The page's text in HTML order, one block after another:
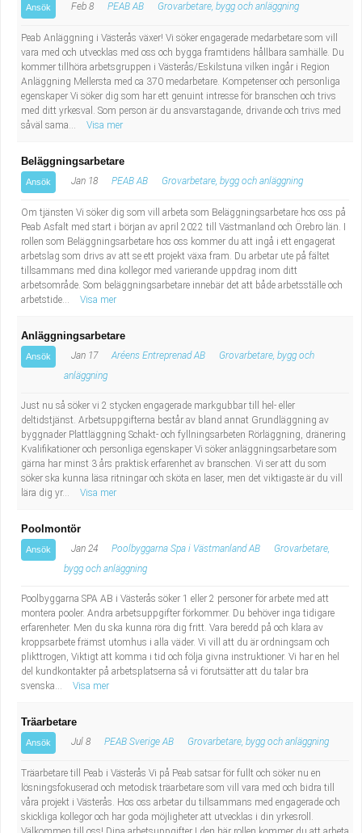
Ansök Feb 8 PEAB AB Grovarbetare, bygg och anläggning
Peab Anläggning i Västerås växer! Vi söker engagerade medarbetare som vill
vara med och utvecklas med oss och bygga framtidens hållbara samhälle. Du
kommer tillhöra arbetsgruppen i Västerås/Eskilstuna vilken ingår i Region
Anläggning Mellersta med ca 370 medarbetare. Kompetenser och personliga
egenskaper Vi söker dig som har ett genuint intresse för branschen och trivs
med ditt yrkesval. Som person är du ansvarstagande, drivande och trivs med
såväl sama...
Visa mer
Beläggningsarbetare
Ansök Jan 18 PEAB AB Grovarbetare, bygg och anläggning
Om tjänsten Vi söker dig som vill arbeta som Beläggningsarbetare hos oss på
Peab Asfalt med start i början av april 2022 till Västmanland och Örebro län. I
rollen som Beläggningsarbetare hos oss kommer du att ingå i ett engagerat
arbetslag som drivs av att se ett projekt växa fram. Du arbetar ute på fältet
tillsammans med dina kollegor med varierande uppdrag inom ditt
arbetsområde. Som beläggningsarbetare innebär det att både arbetsställe och
arbetstide...
Visa mer
Anläggningsarbetare
Ansök Jan 17 Aréens Entreprenad AB
Grovarbetare, bygg och
anläggning
Just nu så söker vi 2 stycken engagerade markgubbar till hel- eller
deltidstjänst. Arbetsuppgifterna består av bland annat Grundläggning av
byggnader Plattläggning Schakt- och fyllningsarbeten Rörläggning, dränering
Kvalifikationer och personliga egenskaper Vi söker anläggningsarbetare som
gärna har minst 3 års praktisk erfarenhet av branschen. Vi ser att du som
söker ska kunna läsa ritningar och sköta en laser, men det viktigaste är du vill
lära dig yr...
Visa mer
Poolmontör
Ansök Jan 24 Poolbyggarna Spa i Västmanland AB
Grovarbetare,
bygg och anläggning
Poolbyggarna SPA AB i Västerås söker 1 eller 2 personer för arbete med att
montera pooler. Andra arbetsuppgifter förkommer. Du behöver inga tidigare
erfarenheter. Men du ska kunna röra dig fritt. Vara beredd på och klara av
kroppsarbete främst utomhus i alla väder. Vi vill att du är ordningsam och
plikttrogen, Viktigt att komma i tid och följa givna instruktioner. Vi har en hel
del kundkontakter på arbetsplatserna så vi förutsätter att du talar bra
svenska...
Visa mer
Träarbetare
Ansök Jul 8 PEAB Sverige AB Grovarbetare, bygg och anläggning
Träarbetare till Peab i Västerås Vi på Peab satsar för fullt och söker nu en
lösningsfokuserad och metodisk träarbetare som vill vara med och bidra till
våra projekt i Västerås. Hos oss arbetar du tillsammans med engagerade och
skickliga kollegor och har goda möjligheter att utvecklas i din yrkesroll.